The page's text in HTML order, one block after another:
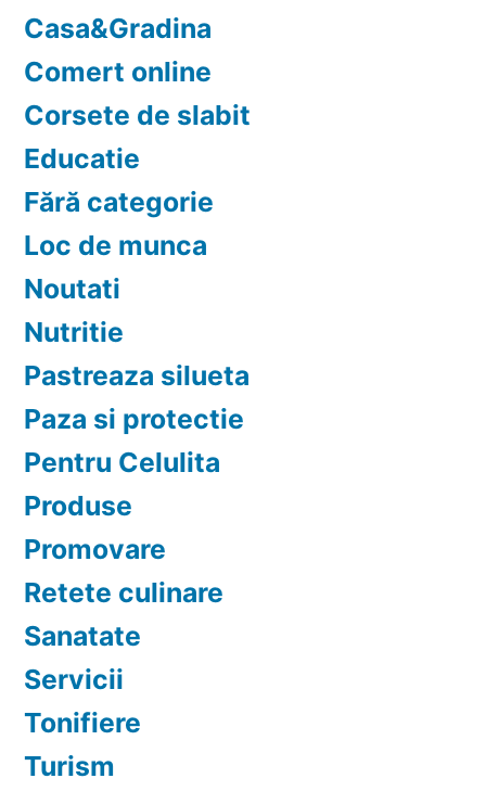
Casa&Gradina
Comert online
Corsete de slabit
Educatie
Fără categorie
Loc de munca
Noutati
Nutritie
Pastreaza silueta
Paza si protectie
Pentru Celulita
Produse
Promovare
Retete culinare
Sanatate
Servicii
Tonifiere
Turism